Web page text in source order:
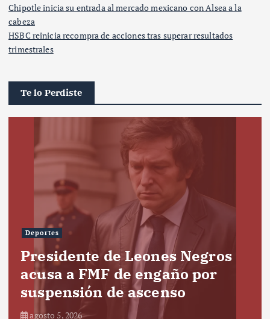
Chipotle inicia su entrada al mercado mexicano con Alsea a la
cabeza
HSBC reinicia recompra de acciones tras superar resultados
trimestrales
Te lo Perdiste
Deportes
Presidente de Leones Negros
acusa a FMF de engaño por
suspensión de ascenso
agosto 5, 2026